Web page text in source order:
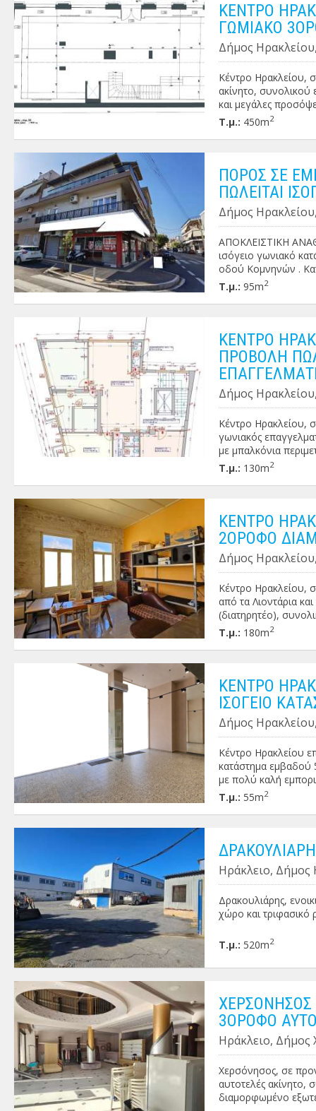
ΚΕΝΤΡΟ
ΓΩΜΙΑΚΟ
Δήμος
Κέντρο Ηρακλείου,
ακίνητο, συνολικού
και μεγάλες
εμβαδού 200 τ.μ.
κατάσταση,
Τ.μ.: 450m2
ΠΟΡΟΣ ΣΕ
ΠΩΛΕΙΤΑΙ
Δήμος
ΑΠΟΚΛΕΙΣΤΙΚΗ
ισόγειο γωνιακό
οδού Κομνηνών .
υγειονομικού
Τ.μ.: 95m2
ΚΕΝΤΡΟ
ΠΡΟΒΟΛΗ
Δήμος
Κέντρο Ηρακλείου,
γωνιακός
με μπαλκόνια
Αποτελείται από 3
Κατάλληλο για
Τ.μ.: 130m2
ΚΕΝΤΡΟ
2ΟΡΟΦΟ
Δήμος
Κέντρο Ηρακλείου,
από τα Λιοντάρια
(διατηρητέο),
συντελεστή
εμβαδού 80 τ.μ. . Το
Boutique hotel ή σε
να πωληθεί ή να
Τ.μ.: 180m2
ΚΕΝΤΡΟ
ΙΣΟΓΕΙΟ
Δήμος
Κέντρο Ηρακλείου
κατάστημα εμβαδού
με πολύ καλή
χρήση . Μίσθωμα:
Τ.μ.: 55m2
Ηράκλειο, Δήμος
Δρακουλιάρης,
χώρο και
Τ.μ.: 520m2
ΧΕΡΣΟΝΗΣΟΣ
3ΟΡΟΦΟ
Ηράκλειο,
Χερσόνησος, σε
αυτοτελές ακίνητο,
διαμορφωμένο